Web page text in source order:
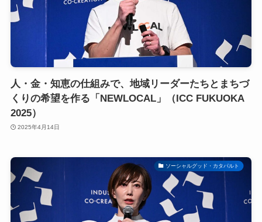
人・金・知恵の仕組みで、地域リーダーたちとまちづ
くりの希望を作る「NEWLOCAL」（ICC FUKUOKA
2025）
2025年4月14日
ソーシャルグッド・カタパルト